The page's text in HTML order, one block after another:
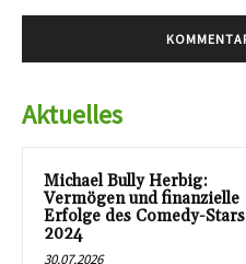
Aktuelles
Michael Bully Herbig:
Vermögen und finanzielle
Erfolge des Comedy-Stars
2024
30.07.2026